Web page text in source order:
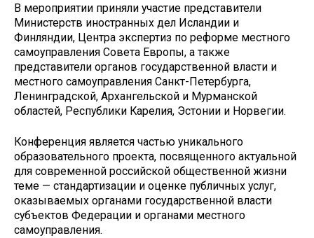
В мероприятии приняли участие представители
Министерств иностранных дел Исландии и
Финляндии, Центра экспертиз по реформе местного
самоуправления Совета Европы, а также
представители органов государственной власти и
местного самоуправления Санкт-Петербурга,
Ленинградской, Архангельской и Мурманской
областей, Республики Карелия, Эстонии и Норвегии.
Конференция является частью уникального
образовательного проекта, посвященного актуальной
для современной российской общественной жизни
теме — стандартизации и оценке публичных услуг,
оказываемых органами государственной власти
субъектов Федерации и органами местного
самоуправления.